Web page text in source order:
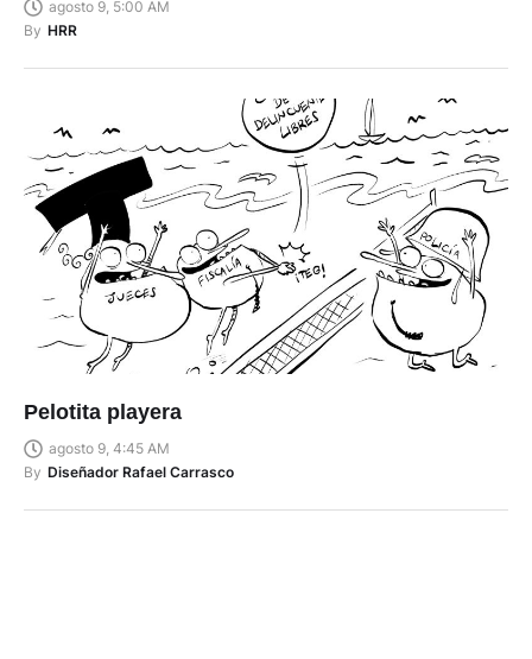
agosto 9, 5:00 AM
By HRR
Pelotita playera
agosto 9, 4:45 AM
By Diseñador Rafael Carrasco